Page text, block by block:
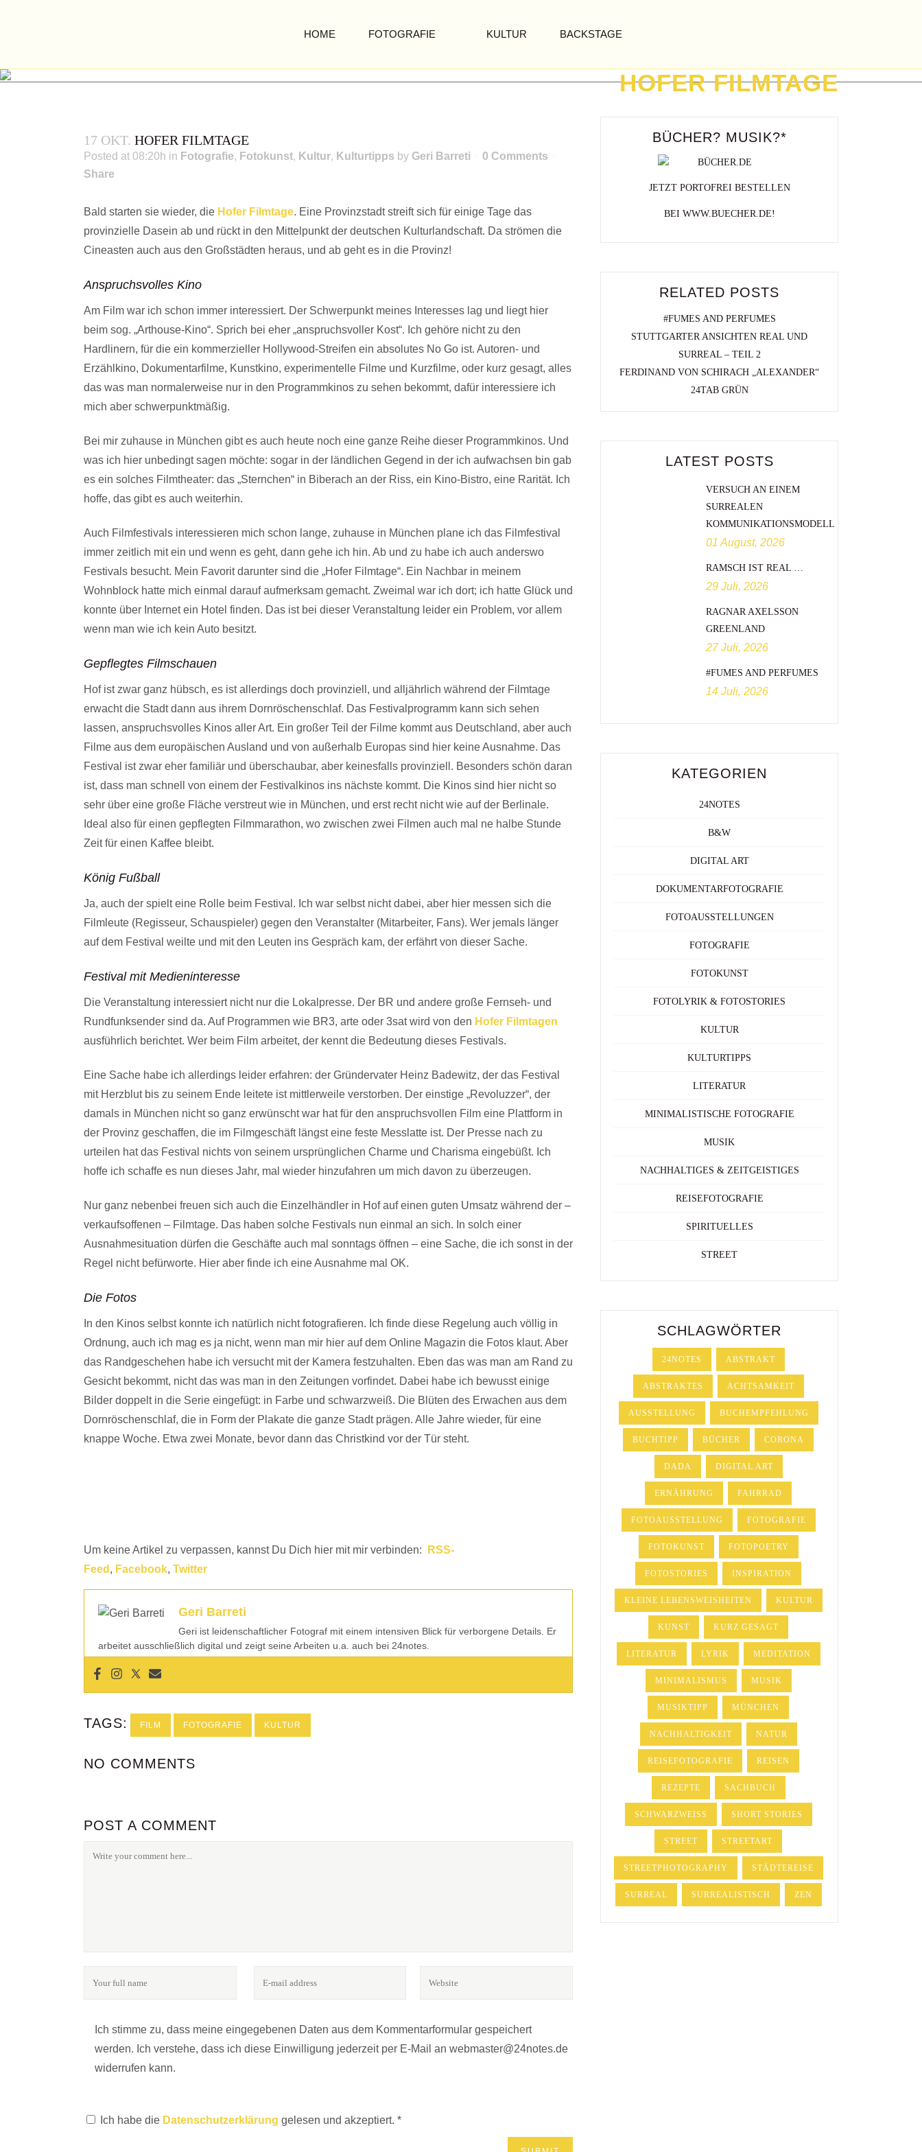
HOME FOTOGRAFIE KULTUR BACKSTAGE
HOFER FILMTAGE
17 OKT. HOFER FILMTAGE
Posted at 08:20h in Fotografie, Fotokunst, Kultur, Kulturtipps by Geri Barreti
0 Comments
Share
Bald starten sie wieder, die Hofer Filmtage. Eine Provinzstadt streift sich für einige Tage das
provinzielle Dasein ab und rückt in den Mittelpunkt der deutschen Kulturlandschaft. Da strömen die
Cineasten auch aus den Großstädten heraus, und ab geht es in die Provinz!
Anspruchsvolles Kino
Am Film war ich schon immer interessiert. Der Schwerpunkt meines Interesses lag und liegt hier
beim sog. „Arthouse-Kino“. Sprich bei eher „anspruchsvoller Kost“. Ich gehöre nicht zu den
Hardlinern, für die ein kommerzieller Hollywood-Streifen ein absolutes No Go ist. Autoren- und
Erzählkino, Dokumentarfilme, Kunstkino, experimentelle Filme und Kurzfilme, oder kurz gesagt, alles
das was man normalerweise nur in den Programmkinos zu sehen bekommt, dafür interessiere ich
mich aber schwerpunktmäßig.
Bei mir zuhause in München gibt es auch heute noch eine ganze Reihe dieser Programmkinos. Und
was ich hier unbedingt sagen möchte: sogar in der ländlichen Gegend in der ich aufwachsen bin gab
es ein solches Filmtheater: das „Sternchen“ in Biberach an der Riss, ein Kino-Bistro, eine Rarität. Ich
hoffe, das gibt es auch weiterhin.
Auch Filmfestivals interessieren mich schon lange, zuhause in München plane ich das Filmfestival
immer zeitlich mit ein und wenn es geht, dann gehe ich hin. Ab und zu habe ich auch anderswo
Festivals besucht. Mein Favorit darunter sind die „Hofer Filmtage“. Ein Nachbar in meinem
Wohnblock hatte mich einmal darauf aufmerksam gemacht. Zweimal war ich dort; ich hatte Glück und
konnte über Internet ein Hotel finden. Das ist bei dieser Veranstaltung leider ein Problem, vor allem
wenn man wie ich kein Auto besitzt.
Gepflegtes Filmschauen
Hof ist zwar ganz hübsch, es ist allerdings doch provinziell, und alljährlich während der Filmtage
erwacht die Stadt dann aus ihrem Dornröschenschlaf. Das Festivalprogramm kann sich sehen
lassen, anspruchsvolles Kinos aller Art. Ein großer Teil der Filme kommt aus Deutschland, aber auch
Filme aus dem europäischen Ausland und von außerhalb Europas sind hier keine Ausnahme. Das
Festival ist zwar eher familiär und überschaubar, aber keinesfalls provinziell. Besonders schön daran
ist, dass man schnell von einem der Festivalkinos ins nächste kommt. Die Kinos sind hier nicht so
sehr über eine große Fläche verstreut wie in München, und erst recht nicht wie auf der Berlinale.
Ideal also für einen gepflegten Filmmarathon, wo zwischen zwei Filmen auch mal ne halbe Stunde
Zeit für einen Kaffee bleibt.
König Fußball
Ja, auch der spielt eine Rolle beim Festival. Ich war selbst nicht dabei, aber hier messen sich die
Filmleute (Regisseur, Schauspieler) gegen den Veranstalter (Mitarbeiter, Fans). Wer jemals länger
auf dem Festival weilte und mit den Leuten ins Gespräch kam, der erfährt von dieser Sache.
Festival mit Medieninteresse
Die Veranstaltung interessiert nicht nur die Lokalpresse. Der BR und andere große Fernseh- und
Rundfunksender sind da. Auf Programmen wie BR3, arte oder 3sat wird von den Hofer Filmtagen
ausführlich berichtet. Wer beim Film arbeitet, der kennt die Bedeutung dieses Festivals.
Eine Sache habe ich allerdings leider erfahren: der Gründervater Heinz Badewitz, der das Festival
mit Herzblut bis zu seinem Ende leitete ist mittlerweile verstorben. Der einstige „Revoluzzer“, der
damals in München nicht so ganz erwünscht war hat für den anspruchsvollen Film eine Plattform in
der Provinz geschaffen, die im Filmgeschäft längst eine feste Messlatte ist. Der Presse nach zu
urteilen hat das Festival nichts von seinem ursprünglichen Charme und Charisma eingebüßt. Ich
hoffe ich schaffe es nun dieses Jahr, mal wieder hinzufahren um mich davon zu überzeugen.
Nur ganz nebenbei freuen sich auch die Einzelhändler in Hof auf einen guten Umsatz während der –
verkaufsoffenen – Filmtage. Das haben solche Festivals nun einmal an sich. In solch einer
Ausnahmesituation dürfen die Geschäfte auch mal sonntags öffnen – eine Sache, die ich sonst in der
Regel nicht befürworte. Hier aber finde ich eine Ausnahme mal OK.
Die Fotos
In den Kinos selbst konnte ich natürlich nicht fotografieren. Ich finde diese Regelung auch völlig in
Ordnung, auch ich mag es ja nicht, wenn man mir hier auf dem Online Magazin die Fotos klaut. Aber
das Randgeschehen habe ich versucht mit der Kamera festzuhalten. Eben das was man am Rand zu
Gesicht bekommt, nicht das was man in den Zeitungen vorfindet. Dabei habe ich bewusst einige
Bilder doppelt in die Serie eingefügt: in Farbe und schwarzweiß. Die Blüten des Erwachen aus dem
Dornröschenschlaf, die in Form der Plakate die ganze Stadt prägen. Alle Jahre wieder, für eine
knappe Woche. Etwa zwei Monate, bevor dann das Christkind vor der Tür steht.
Um keine Artikel zu verpassen, kannst Du Dich hier mit mir verbinden:
RSS-
Feed , Facebook, Twitter
Geri Barreti
Geri ist leidenschaftlicher Fotograf mit einem intensiven Blick für verborgene Details. Er
arbeitet ausschließlich digital und zeigt seine Arbeiten u.a. auch bei 24notes.
TAGS: FILM FOTOGRAFIE KULTUR
NO COMMENTS
POST A COMMENT
Ich stimme zu, dass meine eingegebenen Daten aus dem Kommentarformular gespeichert
werden. Ich verstehe, dass ich diese Einwilligung jederzeit per E-Mail an webmaster@24notes.de
widerrufen kann.
Ich habe die Datenschutzerklärung gelesen und akzeptiert. *
BÜCHER? MUSIK?*
JETZT PORTOFREI BESTELLEN
BEI WWW.BUECHER.DE!
RELATED POSTS
#FUMES AND PERFUMES
STUTTGARTER ANSICHTEN REAL UND
SURREAL – TEIL 2
FERDINAND VON SCHIRACH „ALEXANDER“
24TAB GRÜN
LATEST POSTS
VERSUCH AN EINEM
SURREALEN
KOMMUNIKATIONSMODELL
01 August, 2026
RAMSCH IST REAL …
29 Juli, 2026
RAGNAR AXELSSON
GREENLAND
27 Juli, 2026
#FUMES AND PERFUMES
14 Juli, 2026
KATEGORIEN
24NOTES
B&W
DIGITAL ART
DOKUMENTARFOTOGRAFIE
FOTOAUSSTELLUNGEN
FOTOGRAFIE
FOTOKUNST
FOTOLYRIK & FOTOSTORIES
KULTUR
KULTURTIPPS
LITERATUR
MINIMALISTISCHE FOTOGRAFIE
MUSIK
NACHHALTIGES & ZEITGEISTIGES
REISEFOTOGRAFIE
SPIRITUELLES
STREET
SCHLAGWÖRTER
24NOTES ABSTRAKT
ABSTRAKTES ACHTSAMKEIT
AUSSTELLUNG BUCHEMPFEHLUNG
BUCHTIPP BÜCHER CORONA
DADA DIGITAL ART
ERNÄHRUNG FAHRRAD
FOTOAUSSTELLUNG FOTOGRAFIE
FOTOKUNST FOTOPOETRY
FOTOSTORIES INSPIRATION
KLEINE LEBENSWEISHEITEN KULTUR
KUNST KURZ GESAGT
LITERATUR LYRIK MEDITATION
MINIMALISMUS MUSIK
MUSIKTIPP MÜNCHEN
NACHHALTIGKEIT NATUR
REISEFOTOGRAFIE REISEN
REZEPTE SACHBUCH
SCHWARZWEISS SHORT STORIES
STREET STREETART
STREETPHOTOGRAPHY STÄDTEREISE
SURREAL SURREALISTISCH ZEN
DATENSCHUTZERKLÄRUNG